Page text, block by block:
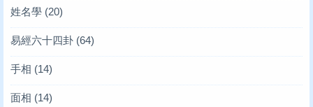
姓名學 (20)
易經六十四卦 (64)
手相 (14)
面相 (14)